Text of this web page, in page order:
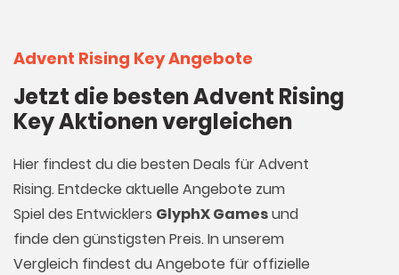
Advent Rising Key Angebote
Jetzt die besten Advent Rising
Key Aktionen vergleichen
Hier findest du die besten Deals für Advent
Rising. Entdecke aktuelle Angebote zum
Spiel des Entwicklers GlyphX Gamesund
finde den günstigsten Preis. In unserem
Vergleich findest du Angebote für offizielle